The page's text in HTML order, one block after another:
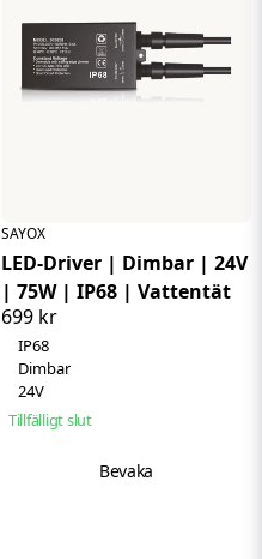
SAYOX
LED-Driver | Dimbar | 24V
| 75W | IP68 | Vattentät
699 kr
IP68
Dimbar
24V
Tillfälligt slut
Bevaka